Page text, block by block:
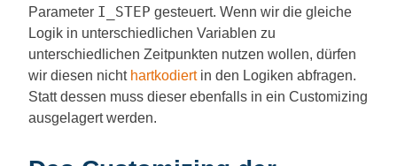
Parameter I_STEP gesteuert. Wenn wir die gleiche
Logik in unterschiedlichen Variablen zu
unterschiedlichen Zeitpunkten nutzen wollen, dürfen
wir diesen nicht hartkodiertin den Logiken abfragen.
Statt dessen muss dieser ebenfalls in ein Customizing
ausgelagert werden.